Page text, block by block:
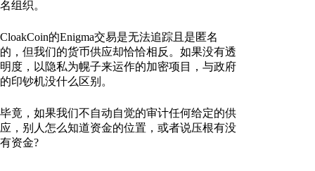
名组织。
CloakCoin的Enigma交易是无法追踪且是匿名
的，但我们的货币供应却恰恰相反。如果没有透
明度，以隐私为幌子来运作的加密项目，与政府
的印钞机没什么区别。
毕竟，如果我们不自动自觉的审计任何给定的供
应，别人怎么知道资金的位置，或者说压根有没
有资金?